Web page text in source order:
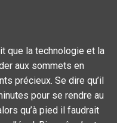
que la technologie et la
aux sommets en
précieux. Se dire qu’il
pour se rendre au
qu’à pied il faudrait